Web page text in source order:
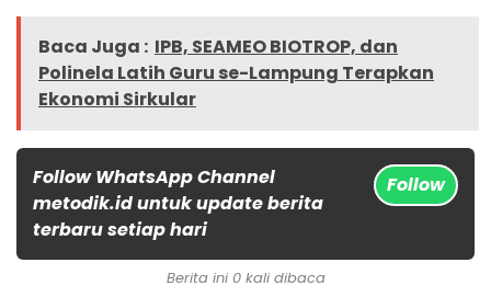
Baca Juga : IPB, SEAMEO BIOTROP, dan
Polinela Latih Guru se-Lampung Terapkan
Ekonomi Sirkular
Follow WhatsApp Channel
metodik.id untuk update berita
terbaru setiap hari
Follow
Berita ini 0 kali dibaca